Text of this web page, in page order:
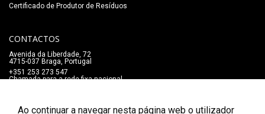
Ao continuar a navegar nesta página web o utilizador
Certificado de Produtor de Resíduos
CONTACTOS
Avenida da Liberdade, 72
4715-037 Braga, Portugal
+351 253 273 547
Chamada para a rede fixa nacional